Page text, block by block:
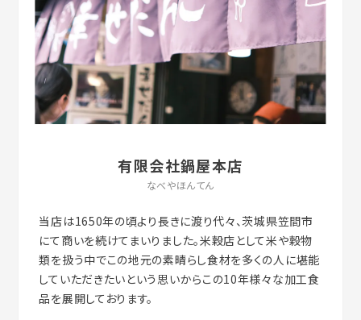
有限会社鍋屋本店
なべやほんてん
当店は1650年の頃より長きに渡り代々、茨城県笠間市
にて商いを続けてまいりました。米穀店として米や穀物
類を扱う中でこの地元の素晴らし食材を多くの人に堪能
していただきたいという思いからこの10年様々な加工食